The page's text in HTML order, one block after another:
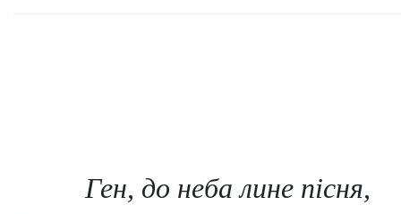
Ген, до неба лине пісня,